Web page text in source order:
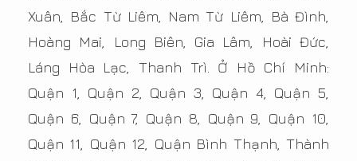
Xuân, Bắc Từ Liêm, Nam Từ Liêm, Bà Đình,
Hoàng Mai, Long Biên, Gia Lâm, Hoài Đức,
Láng Hòa Lạc, Thanh Trì. Ở Hồ Chí Minh:
Quận 1, Quận 2, Quận 3, Quận 4, Quận 5,
Quận 6, Quận 7, Quận 8, Quận 9, Quận 10,
Quận 11, Quận 12, Quận Bình Thạnh, Thành